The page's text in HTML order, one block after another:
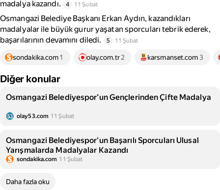
madalya kazandı.
4 11 Şubat
Osmangazi Belediye Başkanı Erkan Aydın, kazandıkları
madalyalar ile büyük gurur yaşatan sporcuları tebrik ederek,
başarılarının devamını diledi.
5 11 Şubat
sondakika.com1 olay.com.tr2 karsmanset.com3
Diğer konular
Osmangazi Belediyespor’un Gençlerinden Çifte Madalya
olay53.com 11 Şubat
Osmangazi Belediyespor'un Başarılı Sporcuları Ulusal
Yarışmalarda Madalyalar Kazandı
sondakika.com 11 Şubat
Daha fazla oku